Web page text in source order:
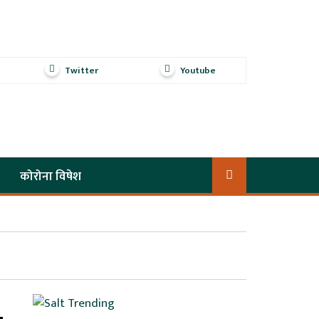
Twitter Youtube
कोरोना विषेश